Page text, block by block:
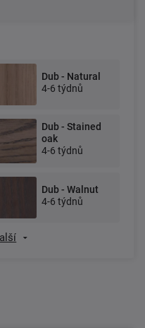
Dub - Natural
4-6 týdnů
Dub - Stained
oak
4-6 týdnů
Dub - Walnut
4-6 týdnů